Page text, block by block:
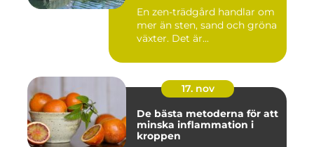
En zen-trädgård handlar om
mer än sten, sand och gröna
växter. Det är...
17. nov
De bästa metoderna för att
minska inflammation i
kroppen